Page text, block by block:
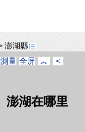
澎湖縣
測量 全屏 ︽ <
澎湖在哪里